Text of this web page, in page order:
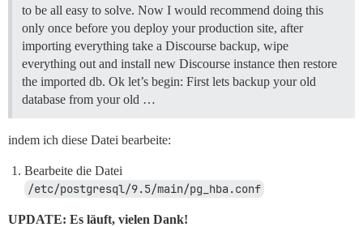
to be all easy to solve. Now I would recommend doing this
only once before you deploy your production site, after
importing everything take a Discourse backup, wipe
everything out and install new Discourse instance then restore
the imported db. Ok let’s begin: First lets backup your old
database from your old …
indem ich diese Datei bearbeite:
Bearbeite die Datei
/etc/postgresql/9.5/main/pg_hba.conf
UPDATE: Es läuft, vielen Dank!